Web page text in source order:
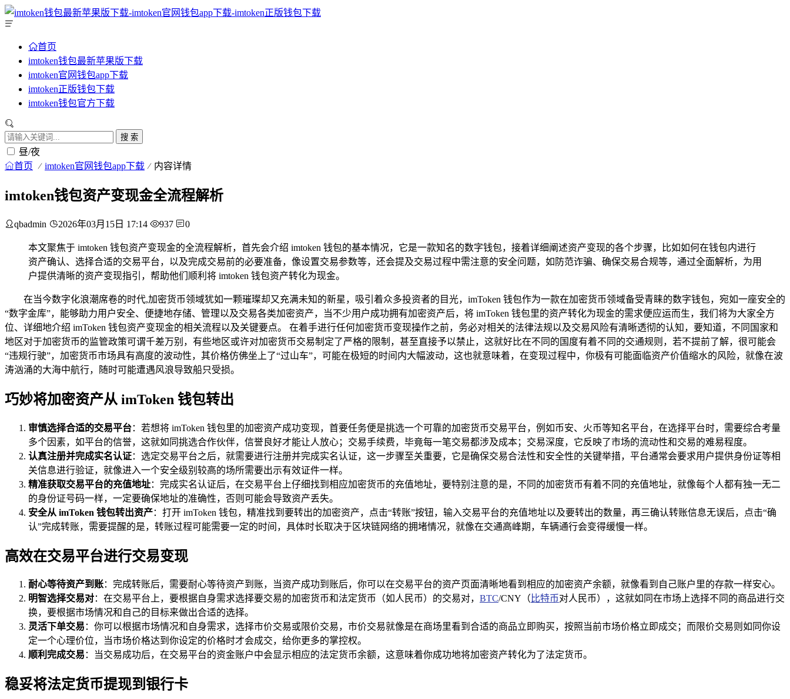
首页
imtoken钱包最新苹果版下载
imtoken官网钱包app下载
imtoken正版钱包下载
imtoken钱包官方下载
搜 索
昼/夜
首页 imtoken官网钱包app下载 内容详情
imtoken钱包资产变现金全流程解析
qbadmin 2026年03月15日 17:14 937 0
本文聚焦于 imtoken 钱包资产变现金的全流程解析，首先会介绍 imtoken 钱包的基本情况，它是一款知名的数字钱包，接着详细阐述资产变现的各个步骤，比如如何在钱包内进行
资产确认、选择合适的交易平台，以及完成交易前的必要准备，像设置交易参数等，还会提及交易过程中需注意的安全问题，如防范诈骗、确保交易合规等，通过全面解析，为用
户提供清晰的资产变现指引，帮助他们顺利将 imtoken 钱包资产转化为现金。
在当今数字化浪潮席卷的时代,加密货币领域犹如一颗璀璨却又充满未知的新星，吸引着众多投资者的目光，imToken 钱包作为一款在加密货币领域备受青睐的数字钱包，宛如一座安全的
“数字金库”，能够助力用户安全、便捷地存储、管理以及交易各类加密资产，当不少用户成功拥有加密资产后，将 imToken 钱包里的资产转化为现金的需求便应运而生，我们将为大家全方
位、详细地介绍 imToken 钱包资产变现金的相关流程以及关键要点。 在着手进行任何加密货币变现操作之前，务必对相关的法律法规以及交易风险有清晰透彻的认知，要知道，不同国家和
地区对于加密货币的监管政策可谓千差万别，有些地区或许对加密货币交易制定了严格的限制，甚至直接予以禁止，这就好比在不同的国度有着不同的交通规则，若不提前了解，很可能会
“违规行驶”，加密货币市场具有高度的波动性，其价格仿佛坐上了“过山车”，可能在极短的时间内大幅波动，这也就意味着，在变现过程中，你极有可能面临资产价值缩水的风险，就像在波
涛汹涌的大海中航行，随时可能遭遇风浪导致船只受损。
巧妙将加密资产从 imToken 钱包转出
审慎选择合适的交易平台：若想将 imToken 钱包里的加密资产成功变现，首要任务便是挑选一个可靠的加密货币交易平台，例如币安、火币等知名平台，在选择平台时，需要综合考量
多个因素，如平台的信誉，这就如同挑选合作伙伴，信誉良好才能让人放心；交易手续费，毕竟每一笔交易都涉及成本；交易深度，它反映了市场的流动性和交易的难易程度。
认真注册并完成实名认证：选定交易平台之后，就需要进行注册并完成实名认证，这一步骤至关重要，它是确保交易合法性和安全性的关键举措，平台通常会要求用户提供身份证等相
关信息进行验证，就像进入一个安全级别较高的场所需要出示有效证件一样。
精准获取交易平台的充值地址：完成实名认证后，在交易平台上仔细找到相应加密货币的充值地址，要特别注意的是，不同的加密货币有着不同的充值地址，就像每个人都有独一无二
的身份证号码一样，一定要确保地址的准确性，否则可能会导致资产丢失。
安全从 imToken 钱包转出资产：打开 imToken 钱包，精准找到要转出的加密资产，点击“转账”按钮，输入交易平台的充值地址以及要转出的数量，再三确认转账信息无误后，点击“确
认”完成转账，需要提醒的是，转账过程可能需要一定的时间，具体时长取决于区块链网络的拥堵情况，就像在交通高峰期，车辆通行会变得缓慢一样。
高效在交易平台进行交易变现
耐心等待资产到账：完成转账后，需要耐心等待资产到账，当资产成功到账后，你可以在交易平台的资产页面清晰地看到相应的加密资产余额，就像看到自己账户里的存款一样安心。
明智选择交易对：在交易平台上，要根据自身需求选择要交易的加密货币和法定货币（如人民币）的交易对， BTC/CNY（ 比特币对人民币），这就如同在市场上选择不同的商品进行交
换，要根据市场情况和自己的目标来做出合适的选择。
灵活下单交易 ：你可以根据市场情况和自身需求，选择市价交易或限价交易，市价交易就像是在商场里看到合适的商品立即购买，按照当前市场价格立即成交；而限价交易则如同你设
定一个心理价位，当市场价格达到你设定的价格时才会成交，给你更多的掌控权。
顺利完成交易 ：当交易成功后，在交易平台的资金账户中会显示相应的法定货币余额，这意味着你成功地将加密资产转化为了法定货币。
稳妥将法定货币提现到银行卡